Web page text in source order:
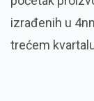
izrađenih u
trećem